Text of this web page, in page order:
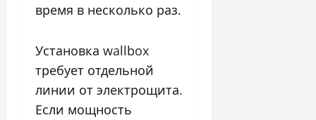
время в несколько раз.
Установка wallbox
требует отдельной
линии от электрощита.
Если мощность